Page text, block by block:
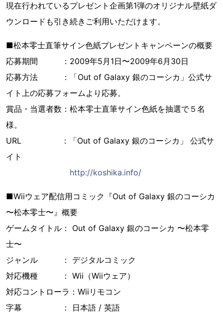
現在行われているプレゼント企画第1弾のオリジナル壁紙ダ
ウンロードも引き続きご利用いただけます。
■松本零士直筆サイン色紙プレゼントキャンペーンの概要
応募期間 ：2009年5月1日〜2009年6月30日
応募方法 ：「Out of Galaxy 銀のコーシカ」公式サ
イト上の応募フォームより応募。
賞品・当選者数：松本零士直筆サイン色紙を抽選で５名
様。
URL ：「Out of Galaxy 銀のコーシカ」 公式サ
イト
http://koshika.info/
■Wiiウェア配信用コミック『Out of Galaxy 銀のコーシカ
〜松本零士〜』概要
ゲームタイトル： Out of Galaxy 銀のコーシカ 〜松本零
士〜
ジャンル ： デジタルコミック
対応機種 ： Wii（Wiiウェア）
対応コントローラ：Wiiリモコン
字幕 ： 日本語 / 英語